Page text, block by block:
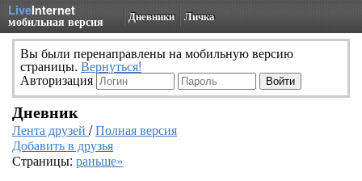
LiveInternet
мобильная версия Дневники Личка
Вы были перенаправлены на мобильную версию
страницы. Вернуться!
Авторизация
Дневник
Лента друзей /Полная версия
Добавить в друзья
Страницы: раньше»